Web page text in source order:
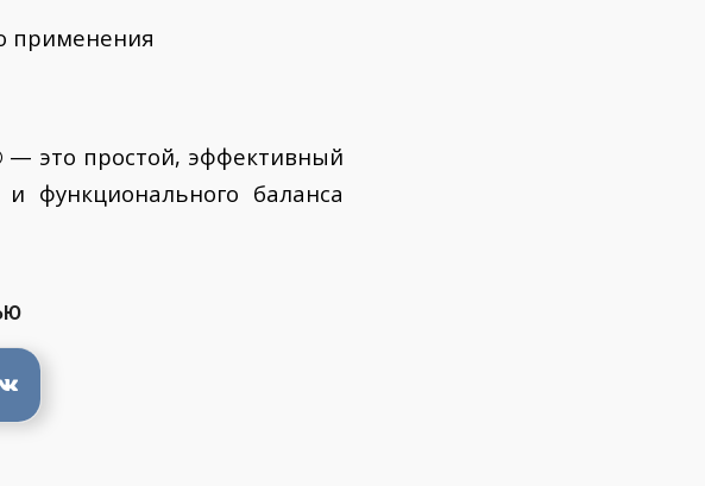
применения
— это простой, эффективный
функционального баланса